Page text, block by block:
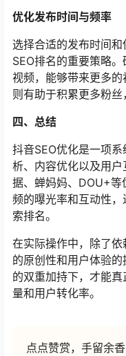
优化发布时间与频率
选择合适的发布时间
SEO排名的重要策略
视频，能够带来更多
则有助于积累更多粉丝
四、总结
抖音SEO优化是一项
析、内容优化以及用
据、蝉妈妈、DOU+等
频的曝光率和互动性
索排名。
在实际操作中，除了
的原创性和用户体验
的双重加持下，才能
量和用户转化率。
点点赞赏，手留余香